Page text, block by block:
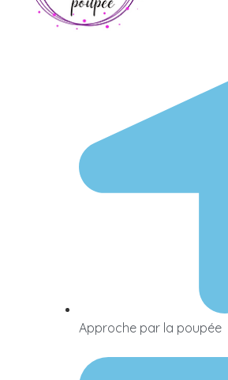
Approche par la poupée